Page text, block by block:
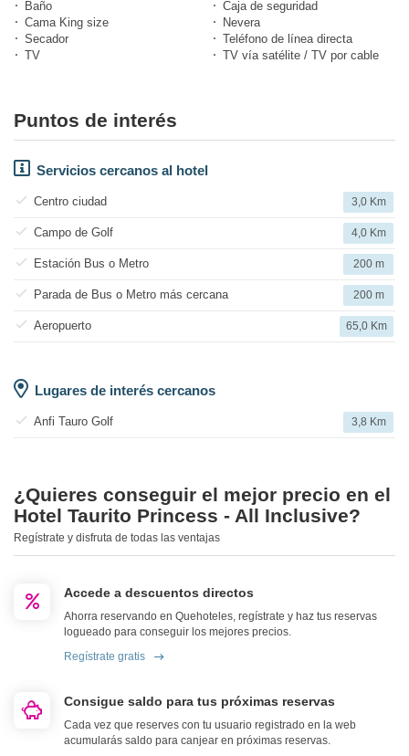
Baño
Caja de seguridad
Cama King size
Nevera
Secador
Teléfono de línea directa
TV
TV vía satélite / TV por cable
Puntos de interés
Servicios cercanos al hotel
Centro ciudad 3,0 Km
Campo de Golf 4,0 Km
Estación Bus o Metro 200 m
Parada de Bus o Metro más cercana 200 m
Aeropuerto 65,0 Km
Lugares de interés cercanos
Anfi Tauro Golf 3,8 Km
¿Quieres conseguir el mejor precio en el
Hotel Taurito Princess - All Inclusive?
Regístrate y disfruta de todas las ventajas
Accede a descuentos directos
Ahorra reservando en Quehoteles, regístrate y haz tus reservas
logueado para conseguir los mejores precios.
Regístrate gratis
Consigue saldo para tus próximas reservas
Cada vez que reserves con tu usuario registrado en la web
acumularás saldo para canjear en próximas reservas.